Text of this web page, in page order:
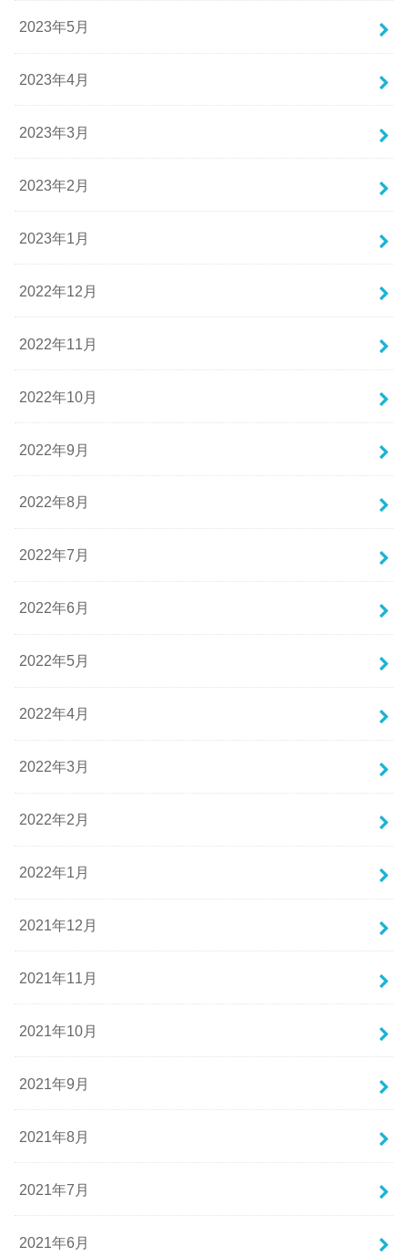
2023年5月
2023年4月
2023年3月
2023年2月
2023年1月
2022年12月
2022年11月
2022年10月
2022年9月
2022年8月
2022年7月
2022年6月
2022年5月
2022年4月
2022年3月
2022年2月
2022年1月
2021年12月
2021年11月
2021年10月
2021年9月
2021年8月
2021年7月
2021年6月